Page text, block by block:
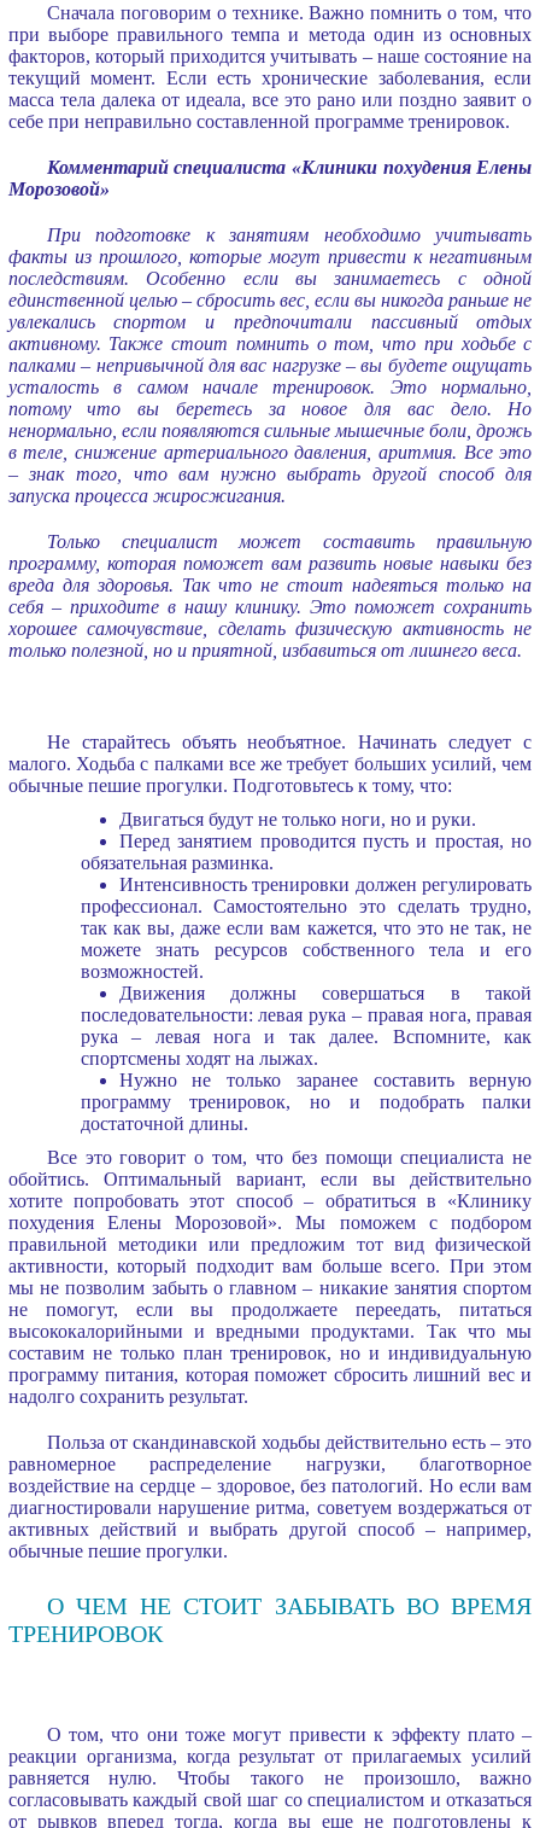
Сначала поговорим о технике. Важно помнить о том, что
при выборе правильного темпа и метода один из основных
факторов, который приходится учитывать – наше состояние на
текущий момент. Если есть хронические заболевания, если
масса тела далека от идеала, все это рано или поздно заявит о
себе при неправильно составленной программе тренировок.
Комментарий специалиста «Клиники похудения Елены
Морозовой»
При подготовке к занятиям необходимо учитывать
факты из прошлого, которые могут привести к негативным
последствиям. Особенно если вы занимаетесь с одной
единственной целью – сбросить вес, если вы никогда раньше не
увлекались спортом и предпочитали пассивный отдых
активному. Также стоит помнить о том, что при ходьбе с
палками – непривычной для вас нагрузке – вы будете ощущать
усталость в самом начале тренировок. Это нормально,
потому что вы беретесь за новое для вас дело. Но
ненормально, если появляются сильные мышечные боли, дрожь
в теле, снижение артериального давления, аритмия. Все это
– знак того, что вам нужно выбрать другой способ для
запуска процесса жиросжигания.
Только специалист может составить правильную
программу, которая поможет вам развить новые навыки без
вреда для здоровья. Так что не стоит надеяться только на
себя – приходите в нашу клинику. Это поможет сохранить
хорошее самочувствие, сделать физическую активность не
только полезной, но и приятной, избавиться от лишнего веса.
Не старайтесь объять необъятное. Начинать следует с
малого. Ходьба с палками все же требует больших усилий, чем
обычные пешие прогулки. Подготовьтесь к тому, что:
Двигаться будут не только ноги, но и руки.
Перед занятием проводится пусть и простая, но
обязательная разминка.
Интенсивность тренировки должен регулировать
профессионал. Самостоятельно это сделать трудно,
так как вы, даже если вам кажется, что это не так, не
можете знать ресурсов собственного тела и его
возможностей.
Движения должны совершаться в такой
последовательности: левая рука – правая нога, правая
рука – левая нога и так далее. Вспомните, как
спортсмены ходят на лыжах.
Нужно не только заранее составить верную
программу тренировок, но и подобрать палки
достаточной длины.
Все это говорит о том, что без помощи специалиста не
обойтись. Оптимальный вариант, если вы действительно
хотите попробовать этот способ – обратиться в «Клинику
похудения Елены Морозовой». Мы поможем с подбором
правильной методики или предложим тот вид физической
активности, который подходит вам больше всего. При этом
мы не позволим забыть о главном – никакие занятия спортом
не помогут, если вы продолжаете переедать, питаться
высококалорийными и вредными продуктами. Так что мы
составим не только план тренировок, но и индивидуальную
программу питания, которая поможет сбросить лишний вес и
надолго сохранить результат.
Польза от скандинавской ходьбы действительно есть – это
равномерное распределение нагрузки, благотворное
воздействие на сердце – здоровое, без патологий. Но если вам
диагностировали нарушение ритма, советуем воздержаться от
активных действий и выбрать другой способ – например,
обычные пешие прогулки.
О ЧЕМ НЕ СТОИТ ЗАБЫВАТЬ ВО ВРЕМЯ
ТРЕНИРОВОК
О том, что они тоже могут привести к эффекту плато –
реакции организма, когда результат от прилагаемых усилий
равняется нулю. Чтобы такого не произошло, важно
согласовывать каждый свой шаг со специалистом и отказаться
от рывков вперед тогда, когда вы еще не подготовлены к